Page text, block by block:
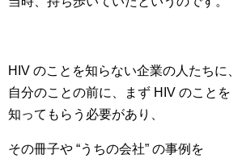
HIV のことを知らない企業の人たちに、
自分のことの前に、まず HIV のことを
知ってもらう必要があり、
その冊子や “うちの会社” の事例を